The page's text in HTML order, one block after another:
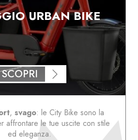
URBAN BIKE
SCOPRI
, svago: le City Bike sono la
affrontare le tue uscite con stile
ed eleganza.